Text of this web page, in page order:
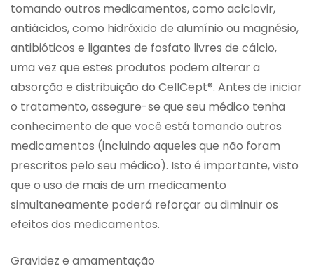
tomando outros medicamentos, como aciclovir,
antiácidos, como hidróxido de alumínio ou magnésio,
antibióticos e ligantes de fosfato livres de cálcio,
uma vez que estes produtos podem alterar a
absorção e distribuição do CellCept®. Antes de iniciar
o tratamento, assegure-se que seu médico tenha
conhecimento de que você está tomando outros
medicamentos (incluindo aqueles que não foram
prescritos pelo seu médico). Isto é importante, visto
que o uso de mais de um medicamento
simultaneamente poderá reforçar ou diminuir os
efeitos dos medicamentos.
Gravidez e amamentação